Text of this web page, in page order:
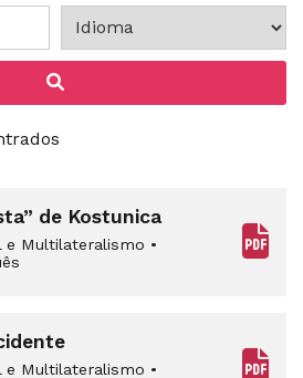
de Kostunica
e Multilateralismo •
e Multilateralismo •